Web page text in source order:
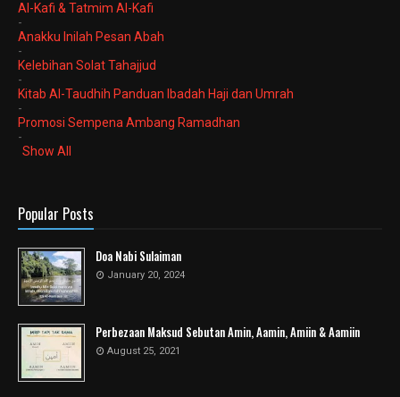
Al-Kafi & Tatmim Al-Kafi
-
Anakku Inilah Pesan Abah
-
Kelebihan Solat Tahajjud
-
Kitab Al-Taudhih Panduan Ibadah Haji dan Umrah
-
Promosi Sempena Ambang Ramadhan
-
Show All
Popular Posts
Doa Nabi Sulaiman
January 20, 2024
Perbezaan Maksud Sebutan Amin, Aamin, Amiin & Aamiin
August 25, 2021